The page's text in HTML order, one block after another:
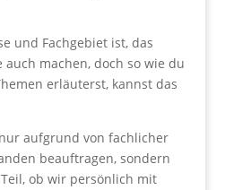
und Fachgebiet ist, das
machen, doch so wie du
erläuterst, kannst das
aufgrund von fachlicher
beauftragen, sondern
ob wir persönlich mit